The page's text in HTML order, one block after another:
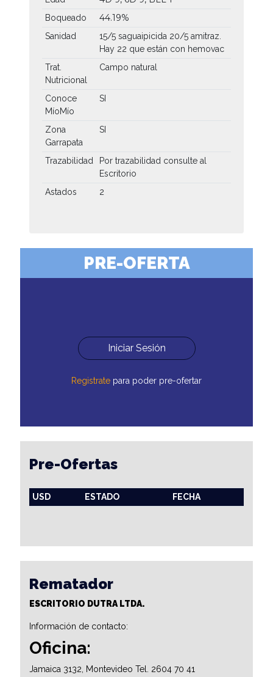
Boqueado 44.19%
Sanidad
15/5 saguaipicida 20/5 amitraz.
Hay 22 que están con hemovac
Trat.
Nutricional
Campo natural
Conoce
MíoMío
SI
Zona
Garrapata
SI
Trazabilidad
Por trazabilidad consulte al
Escritorio
Astados
2
PRE-OFERTA
Iniciar Sesión
Registrate para poder pre-ofertar
Pre-Ofertas
USD ESTADO FECHA
Rematador
ESCRITORIO DUTRA LTDA.
Información de contacto:
Oficina:
Jamaica 3132, Montevideo Tel. 2604 70 41